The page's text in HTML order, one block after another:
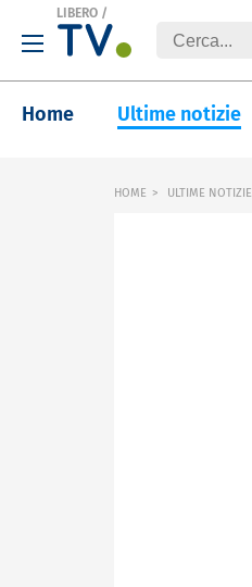
LIBERO /
Home Ultime notizie
HOME ULTIME NOTIZIE